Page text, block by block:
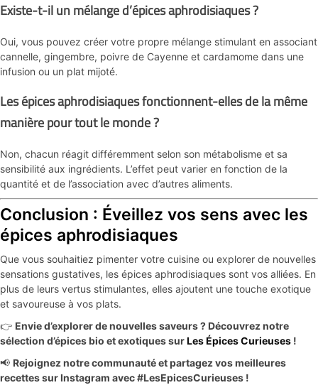
Existe-t-il un mélange d’épices aphrodisiaques ?
Oui, vous pouvez créer votre propre mélange stimulant en associant
cannelle, gingembre, poivre de Cayenne et cardamome dans une
infusion ou un plat mijoté.
Les épices aphrodisiaques fonctionnent-elles de la même
manière pour tout le monde ?
Non, chacun réagit différemment selon son métabolisme et sa
sensibilité aux ingrédients. L’effet peut varier en fonction de la
quantité et de l’association avec d’autres aliments.
Conclusion : Éveillez vos sens avec les
épices aphrodisiaques
Que vous souhaitiez pimenter votre cuisine ou explorer de nouvelles
sensations gustatives, les épices aphrodisiaques sont vos alliées. En
plus de leurs vertus stimulantes, elles ajoutent une touche exotique
et savoureuse à vos plats.
👉 Envie d’explorer de nouvelles saveurs ? Découvrez notre
sélection d’épices bio et exotiques surLes Épices Curieuses !
📢 Rejoignez notre communauté et partagez vos meilleures
recettes sur Instagram avec #LesEpicesCurieuses !